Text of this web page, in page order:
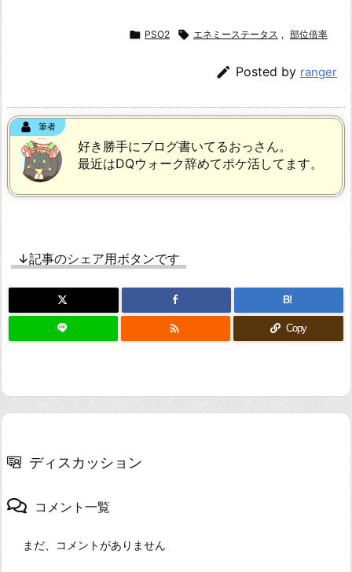
 PSO2  エネミーステータス , 部位倍率
 Posted by ranger
筆者
好き勝手にブログ書いてるおっさん。
最近はDQウォーク辞めてポケ活してます。
↓記事のシェア用ボタンです
B!
 Copy
ディスカッション
コメント一覧
まだ、コメントがありません